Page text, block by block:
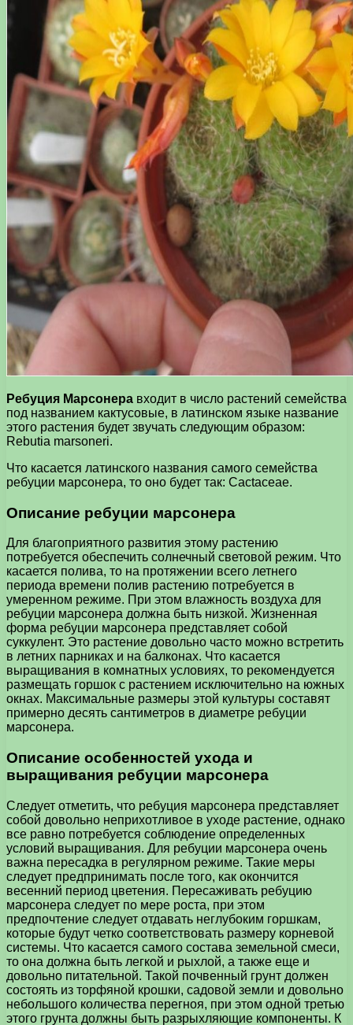
Ребуция Марсонера входит в число растений семейства
под названием кактусовые, в латинском языке название
этого растения будет звучать следующим образом:
Rebutia marsoneri.
Что касается латинского названия самого семейства
ребуции марсонера, то оно будет так: Cactaceae.
Описание ребуции марсонера
Для благоприятного развития этому растению
потребуется обеспечить солнечный световой режим. Что
касается полива, то на протяжении всего летнего
периода времени полив растению потребуется в
умеренном режиме. При этом влажность воздуха для
ребуции марсонера должна быть низкой. Жизненная
форма ребуции марсонера представляет собой
суккулент. Это растение довольно часто можно встретить
в летних парниках и на балконах. Что касается
выращивания в комнатных условиях, то рекомендуется
размещать горшок с растением исключительно на южных
окнах. Максимальные размеры этой культуры составят
примерно десять сантиметров в диаметре ребуции
марсонера.
Описание особенностей ухода и
выращивания ребуции марсонера
Следует отметить, что ребуция марсонера представляет
собой довольно неприхотливое в уходе растение, однако
все равно потребуется соблюдение определенных
условий выращивания. Для ребуции марсонера очень
важна пересадка в регулярном режиме. Такие меры
следует предпринимать после того, как окончится
весенний период цветения. Пересаживать ребуцию
марсонера следует по мере роста, при этом
предпочтение следует отдавать неглубоким горшкам,
которые будут четко соответствовать размеру корневой
системы. Что касается самого состава земельной смеси,
то она должна быть легкой и рыхлой, а также еще и
довольно питательной. Такой почвенный грунт должен
состоять из торфяной крошки, садовой земли и довольно
небольшого количества перегноя, при этом одной третью
этого грунта должны быть разрыхляющие компоненты. К